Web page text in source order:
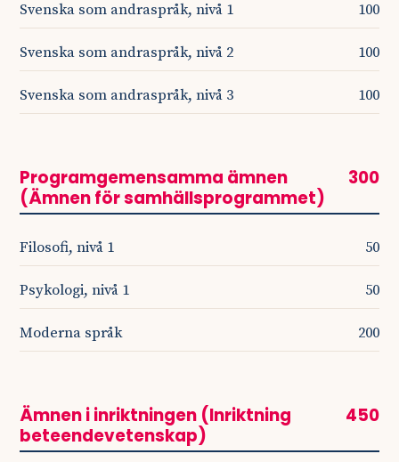
Svenska som andraspråk, nivå 1 100
Svenska som andraspråk, nivå 2 100
Svenska som andraspråk, nivå 3 100
Programgemensamma ämnen
(Ämnen för samhällsprogrammet)
300
Filosofi, nivå 1 50
Psykologi, nivå 1 50
Moderna språk 200
Ämnen i inriktningen (Inriktning
beteendevetenskap)
450